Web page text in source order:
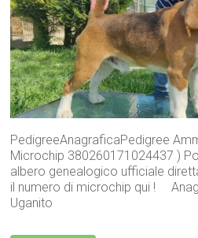
PedigreeAnagraficaPedigree
Microchip 380260171024437 )
albero genealogico ufficiale
il numero di microchip qui !
Uganito